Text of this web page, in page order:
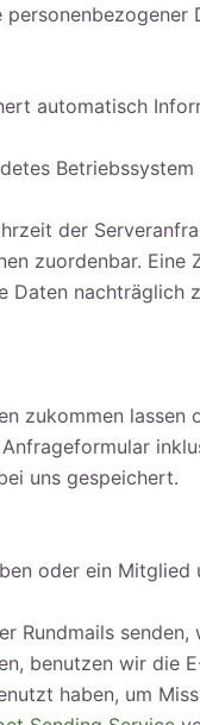
automatisch
Betriebssystem
der
zuordenbar.
Daten
zukommen
uns gespeichert.
oder ein
Rundmails
benutzen wir die
haben, um